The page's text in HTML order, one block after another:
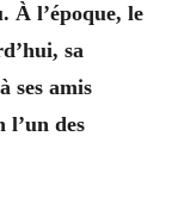
À l’époque, le
sa
ses amis
l’un des